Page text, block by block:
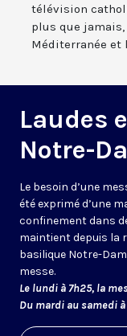
télévision
plus que
Méditerranée et
Laudes
Notre-
Le besoin d’une
été exprimé d’une
confinement dans
maintient depuis la
basilique Notre-
messe.
Le lundi à 7h25, la
Du mardi au samedi